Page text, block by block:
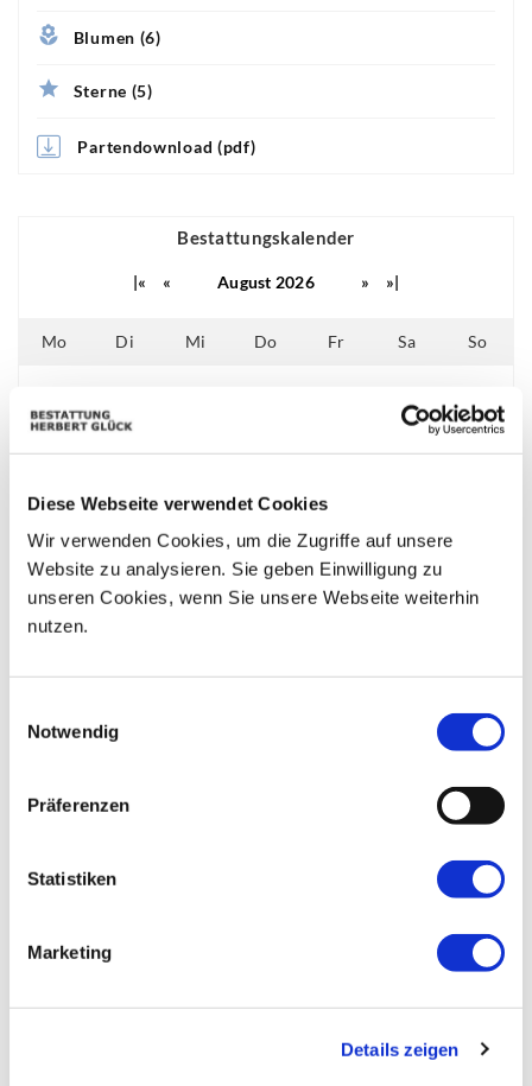
Diese Webseite verwendet Cookies
Wir verwenden Cookies, um die Zugriffe auf unsere
Website zu analysieren. Sie geben Einwilligung zu
unseren Cookies, wenn Sie unsere Webseite weiterhin
nutzen.
Notwendig
Präferenzen
Statistiken
Marketing
Details zeigen
Blumen (6)
Sterne (5)
Partendownload (pdf)
Bestattungskalender
|« « August 2026 » »|
Mo Di Mi Do Fr Sa So
03 04 05 06 07 08 09
10 11 12 13 14
17 19 21
24 25 26 27 28 29 30